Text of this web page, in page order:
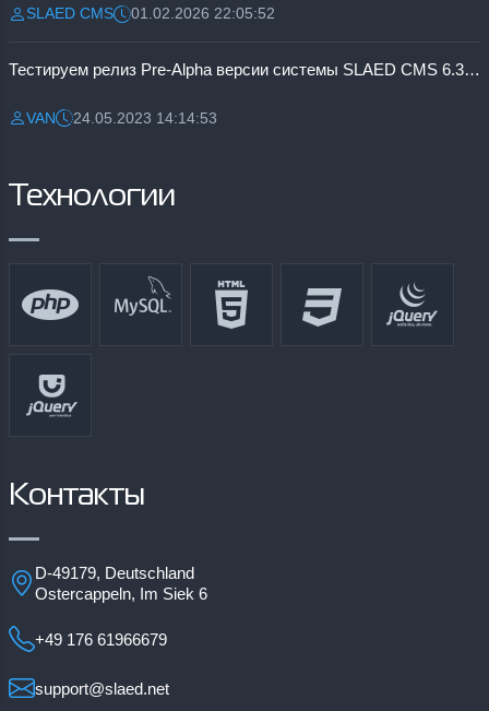
Разместил:
SLAED CMSДата:01.02.2026 22:05:52
Тестируем релиз Pre-Alpha версии системы SLAED CMS 6.3 Pro
Разместил:
VANДата:24.05.2023 14:14:53
Технологии
Контакты
D-49179, Deutschland
Ostercappeln, Im Siek 6
+49 176 61966679
support@slaed.net